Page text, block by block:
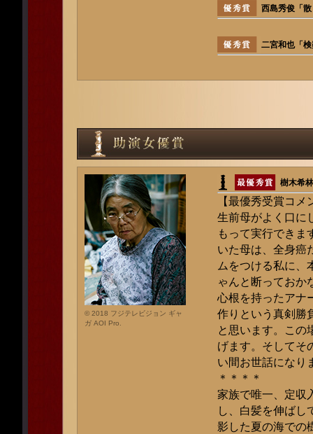
西島秀俊「
二宮和也「
© 2018 フジテレビジョン ギャ
ガ AOI Pro.
樹木希
【最優秀受賞コ
生前母がよく口に
もって実行できま
いた母は、全身癌
ムをつける私に、
ゃんと断っておか
心根を持ったアナ
作りという真剣勝
と思います。この
げます。そしてそ
い間お世話になり
＊＊＊＊
家族で唯一、定収
し、白髪を伸ばし
影した夏の海での